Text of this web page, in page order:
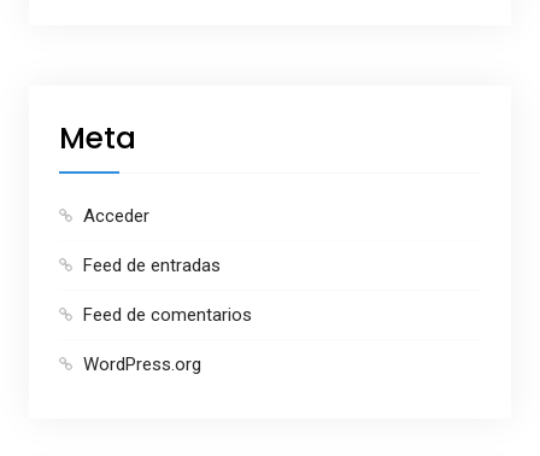
Meta
Acceder
Feed de entradas
Feed de comentarios
WordPress.org